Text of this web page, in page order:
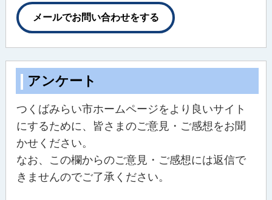
メールでお問い合わせをする
アンケート
つくばみらい市ホームページをより良いサイト
にするために、皆さまのご意見・ご感想をお聞
かせください。
なお、この欄からのご意見・ご感想には返信で
きませんのでご了承ください。